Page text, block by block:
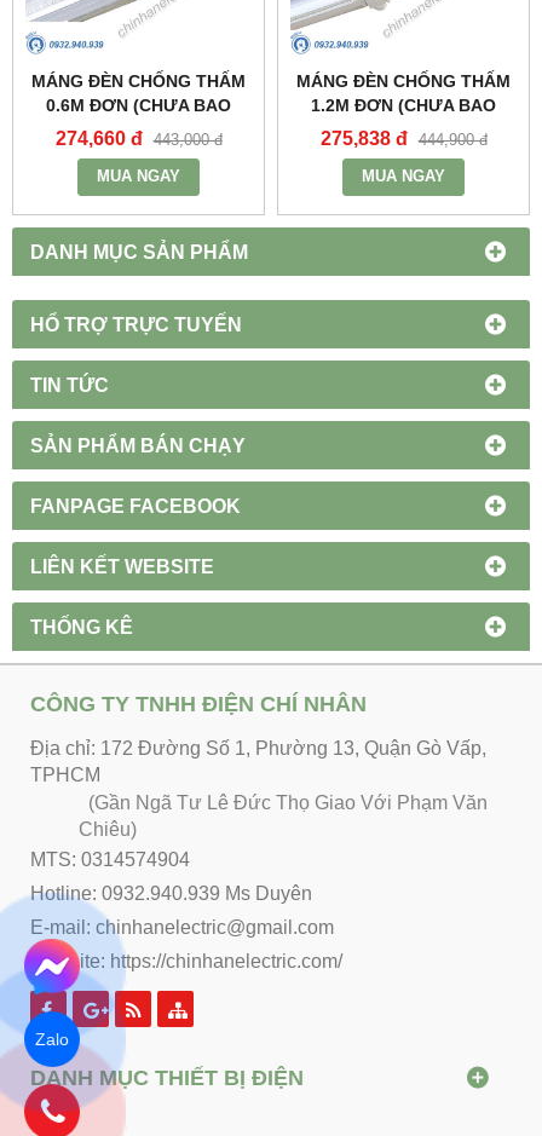
DANH MỤC SẢN PHẨM
HỔ TRỢ TRỰC TUYẾN
TIN TỨC
SẢN PHẨM BÁN CHẠY
FANPAGE FACEBOOK
LIÊN KẾT WEBSITE
THỐNG KÊ
MÁNG ĐÈN CHỐNG THẤM
0.6M ĐƠN (CHƯA BAO
GỒM BÓNG VÀ TĂNG PHÔ)
- MWP-218 - MPE
274,660 đ 443,000 đ
MUA NGAY
MÁNG ĐÈN CHỐNG THẤM
1.2M ĐƠN (CHƯA BAO
GỒM BÓNG VÀ TĂNG PHÔ)
- MWP-136 - MPE
275,838 đ 444,900 đ
MUA NGAY
CÔNG TY TNHH ĐIỆN CHÍ NHÂN
Địa chỉ: 172 Đường Số 1, Phường 13, Quận Gò Vấp,
TPHCM
(Gần Ngã Tư Lê Đức Thọ Giao Với Phạm Văn
Chiêu)
MTS: 0314574904
Hotline: 0932.940.939 Ms Duyên
E-mail: chinhanelectric@gmail.com
Website: https://chinhanelectric.com/
DANH MỤC THIẾT BỊ ĐIỆN
Zalo